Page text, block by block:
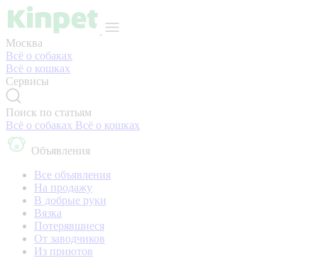
Москва
Всё о собаках
Всё о кошках
Сервисы
Поиск по статьям
Всё о собаках Всё о кошках
Объявления
Все объявления
На продажу
В добрые руки
Вязка
Потерявшиеся
От заводчиков
Из приютов